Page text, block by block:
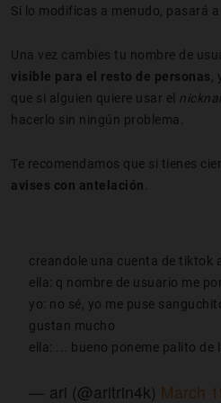
Si lo modificas a menudo, pasará
Una vez cambies tu nombre de
visible para el resto de personas,
que si alguien quiere usar el
hacerlo sin ningún problema.
Te recomendamos que si tienes
avises con antelación.
creandole una cuenta de tiktok
ella: q nombre de usuario me
yo: no sé, yo me puse
gustan mucho
ella: ... bueno poneme palito de
— ari (@aritrin4k) March